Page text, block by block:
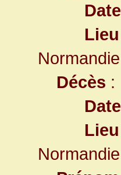
Date
Lieu
Normandie
Décès :
Date
Lieu
Normandie